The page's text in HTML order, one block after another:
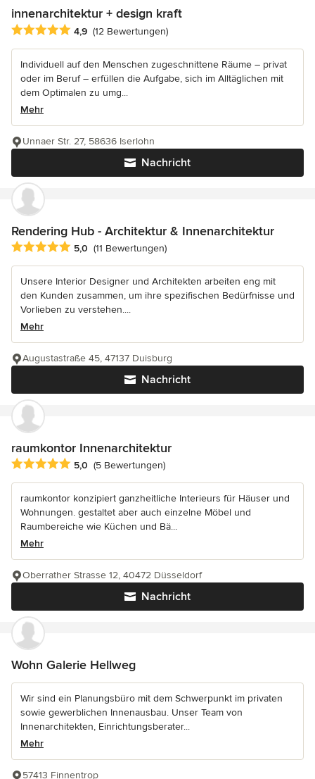
innenarchitektur + design kraft
Durchschnittliche Bewertung: 4.9 von 5 Sternen
4,9 (12 Bewertungen)
Individuell auf den Menschen zugeschnittene Räume – privat
oder im Beruf – erfüllen die Aufgabe, sich im Alltäglichen mit
dem Optimalen zu umg...
Mehr
Nachricht
Unnaer Str. 27, 58636 Iserlohn
Rendering Hub - Architektur & Innenarchitektur
Durchschnittliche Bewertung: 5 von 5 Sternen
5,0 (11 Bewertungen)
Unsere Interior Designer und Architekten arbeiten eng mit
den Kunden zusammen, um ihre spezifischen Bedürfnisse und
Vorlieben zu verstehen....
Mehr
Nachricht
Augustastraße 45, 47137 Duisburg
raumkontor Innenarchitektur
Durchschnittliche Bewertung: 5 von 5 Sternen
5,0 (5 Bewertungen)
raumkontor konzipiert ganzheitliche Interieurs für Häuser und
Wohnungen. gestaltet aber auch einzelne Möbel und
Raumbereiche wie Küchen und Bä...
Mehr
Nachricht
Oberrather Strasse 12, 40472 Düsseldorf
Wohn Galerie Hellweg
Wir sind ein Planungsbüro mit dem Schwerpunkt im privaten
sowie gewerblichen Innenausbau. Unser Team von
Innenarchitekten, Einrichtungsberater...
Mehr
57413 Finnentrop